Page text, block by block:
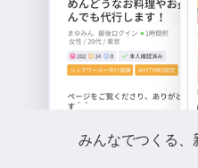
みんなでつくる、